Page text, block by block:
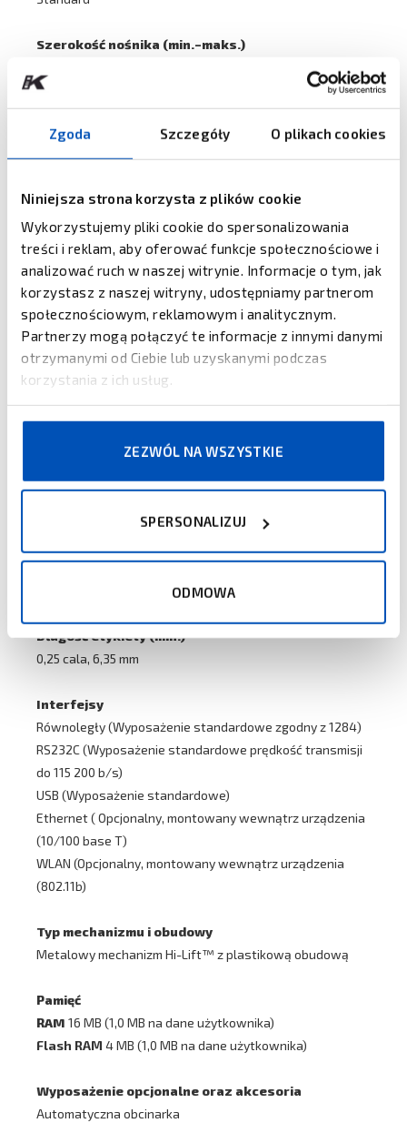
Zgoda Szczegóły O plikach cookies
Niniejsza strona korzysta z plików cookie
Wykorzystujemy pliki cookie do spersonalizowania
treści i reklam, aby oferować funkcje społecznościowe i
analizować ruch w naszej witrynie. Informacje o tym, jak
korzystasz z naszej witryny, udostępniamy partnerom
społecznościowym, reklamowym i analitycznym.
Partnerzy mogą połączyć te informacje z innymi danymi
otrzymanymi od Ciebie lub uzyskanymi podczas
korzystania z ich usług.
ZEZWÓL NA WSZYSTKIE
SPERSONALIZUJ
ODMOWA
Szerokość nośnika (min.–maks.)
Rozmiar rolki nośnika (maks.)
8 cali, 200 mm (wewnętrzny uchwyt rolki)
1 cal, 25 mm
Typ taśmy
Wosk, wosk/żywica lub żywica
Rozmiar taśmy
450 m, 1476 stóp średnica zewnętrzna 3,4 cala, 86,5 mm
Zwijanie taśmy
Zwijanie wewnętrzne lub zewnętrzne (tusz do środka lub
Przełączanie automatyczne
Długość druku (maks.)
Długość etykiety (min.)
0,25 cala, 6,35 mm
Interfejsy
Równoległy (Wyposażenie standardowe zgodny z 1284)
RS232C (Wyposażenie standardowe prędkość transmisji
do 115 200 b/s)
USB (Wyposażenie standardowe)
Ethernet ( Opcjonalny, montowany wewnątrz urządzenia
(10/100 base T)
WLAN (Opcjonalny, montowany wewnątrz urządzenia
(802.11b)
Typ mechanizmu i obudowy
Metalowy mechanizm Hi-Lift™ z plastikową obudową
Pamięć
RAM 16 MB (1,0 MB na dane użytkownika)
Flash RAM 4 MB (1,0 MB na dane użytkownika)
Wyposażenie opcjonalne oraz akcesoria
Automatyczna obcinarka